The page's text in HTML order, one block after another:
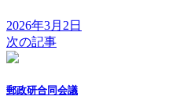
2026年3月2日
次の記事
郵政研合同会議